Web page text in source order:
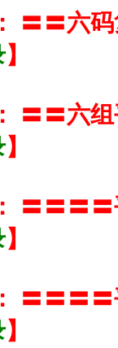
〓〓六
】
〓〓六
】
〓〓〓
】
〓〓〓
】